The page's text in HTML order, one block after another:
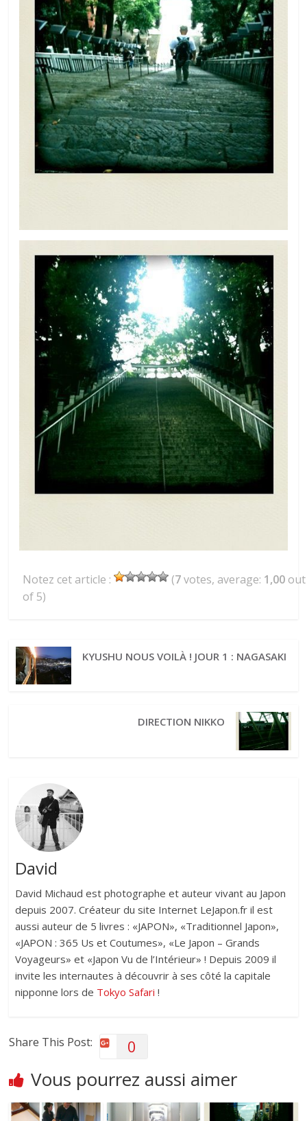
Notez cet article : (7votes, average: 1,00 out
of 5)
KYUSHU NOUS VOILÀ ! JOUR 1 : NAGASAKI
DIRECTION NIKKO
David
David Michaud est photographe et auteur vivant au Japon
depuis 2007. Créateur du site Internet LeJapon.fr il est
aussi auteur de 5 livres : «JAPON», «Traditionnel Japon»,
«JAPON : 365 Us et Coutumes», «Le Japon – Grands
Voyageurs» et «Japon Vu de l’Intérieur» ! Depuis 2009 il
invite les internautes à découvrir à ses côté la capitale
nipponne lors de Tokyo Safari !
Share This Post: 0
Vous pourrez aussi aimer